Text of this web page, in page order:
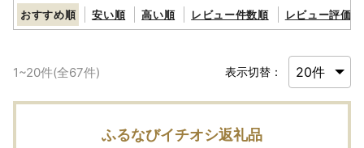
おすすめ順 安い順 高い順 レビュー件数順 レビュー評価順
1~20件(全67件) 表示切替：
ふるなびイチオシ返礼品